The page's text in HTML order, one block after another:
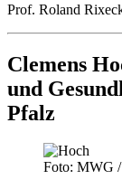
Prof. Roland
Clemens
und
Pfalz
Foto: MWG